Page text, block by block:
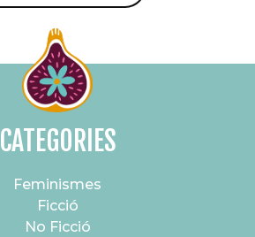
CATEGORIES
Feminismes
Ficció
No Ficció